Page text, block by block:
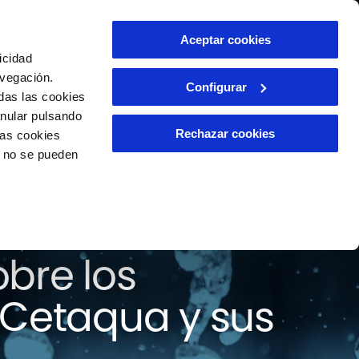
las cookies
pulsando
cookies
se pueden
Aceptar cookies
Configurar
Rechazar cookies
ES
todas las
los
y sus